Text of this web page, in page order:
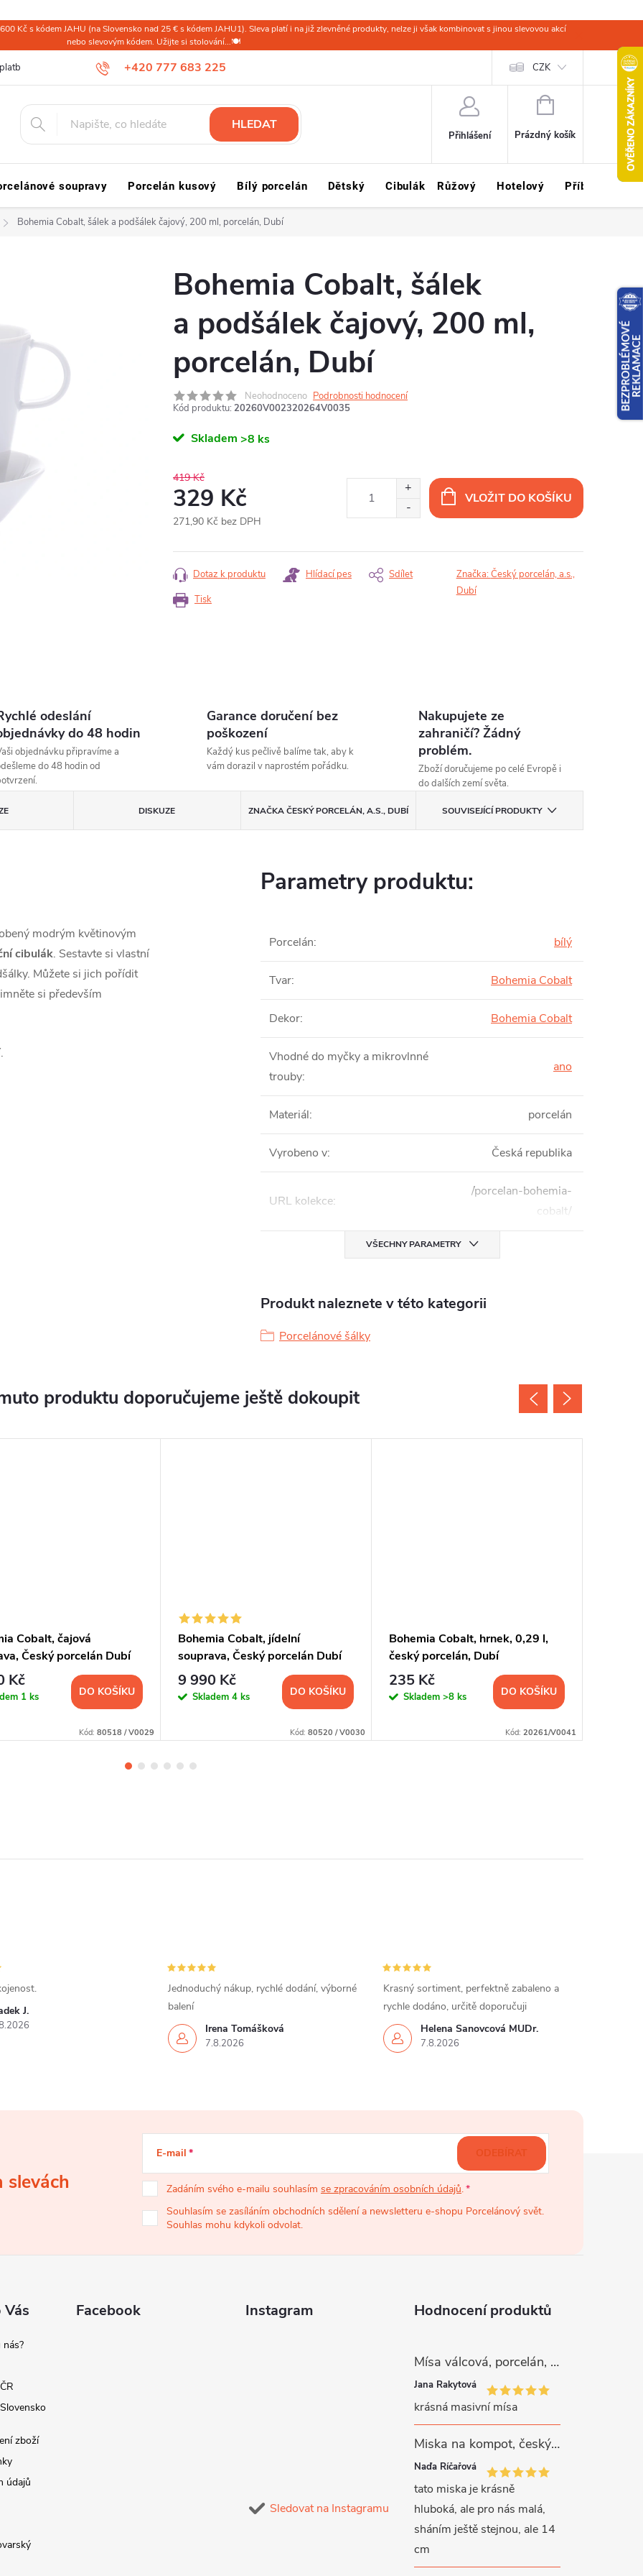
Kč s kódem JAHU (na Slovensko nad 25 € s kódem JAHU1). Sleva platí i na již zlevněné produkty, nelze ji však kombinovat s jinou slevovou akcí
nebo slevovým kódem. Užijte si stolování...🍽️
+420 777 683 225
ČR Doprava a platba Slovensko a svět Ochrana osobních údajů Kariéra
CZK
HLEDAT
Přihlášení
NÁKUPNÍ
Prázdný košík
soupravy Porcelán kusový Bílý porcelán Dětský Cibulák Růžový Hotelový Příbory Sklo
Bohemia Cobalt, šálek a podšálek čajový, 200 ml, porcelán, Dubí
Bohemia Cobalt, šálek
a podšálek čajový, 200 ml,
porcelán, Dubí
Neohodnoceno Podrobnosti hodnocení
Kód produktu: 20260V002320264V0035
Skladem >8 ks
419 Kč
329 Kč
271,90 Kč bez DPH
cena:
VLOŽIT DO KOŠÍKU
Tisk
Dotaz k produktu Hlídací pes Sdílet Značka:Český porcelán, a.s.,
Dubí
odeslání
do 48 hodin
objednávku připravíme a
do 48 hodin od
Garance doručení bez
poškození
Každý kus pečlivě balíme tak, aby k
vám dorazil v naprostém pořádku.
Nakupujete ze
zahraničí? Žádný
problém.
Zboží doručujeme po celé Evropě i
do dalších zemí světa.
DISKUZE ZNAČKAČESKÝ PORCELÁN, A.S., DUBÍ SOUVISEJÍCÍ PRODUKTY
modrým květinovým
cibulák. Sestavte si vlastní
Můžete si jich pořídit
si především
Parametry produktu:
Porcelán: bílý
Tvar: Bohemia Cobalt
Dekor: Bohemia Cobalt
Vhodné do myčky a mikrovlnné
trouby:
ano
Materiál: porcelán
Vyrobeno v: Česká republika
URL kolekce:
/porcelan-bohemia-
cobalt/
VŠECHNY PARAMETRY
Produkt naleznete v této kategorii
Porcelánové šálky
produktu doporučujeme ještě dokoupit
Cobalt, čajová
Český porcelán Dubí
Kč
1 ks DO KOŠÍKU
Kód: 80518 / V0029
Bohemia Cobalt, jídelní
souprava, Český porcelán Dubí
9 990 Kč
Skladem 4 ks DO KOŠÍKU
Kód: 80520 / V0030
Bohemia Cobalt, hrnek, 0,29 l,
český porcelán, Dubí
235 Kč
Skladem >8 ks DO KOŠÍKU
Kód: 20261/V0041
J.
Irena Tomášková
7.8.2026
Jednoduchý nákup, rychlé dodání, výborné
balení
Helena Šanovcová MUDr.
7.8.2026
Krasný sortiment, perfektně zabaleno a
rychle dodáno, určitě doporučuji
slevách
E-mail
Zadáním svého e-mailu souhlasím se zpracováním osobních údajů.
Souhlasím se zasíláním obchodních sdělení a newsletteru e-shopu Porcelánový svět.
Souhlas mohu kdykoli odvolat.
ODEBÍRAT
zboží
údajů
Facebook Instagram
Sledovat na Instagramu
Hodnocení produktů
Mísa válcová, porcelán, růžové kytičky, 26 cm, G. Benedikt
Jana Rakytová
krásná masivní mísa
Miska na kompot, český porcelán, Rona, 12,5 cm, bílý, G. Benedikt
Naďa Říčařová
tato miska je krásně
hluboká, ale pro nás malá,
sháním ještě stejnou, ale 14
cm